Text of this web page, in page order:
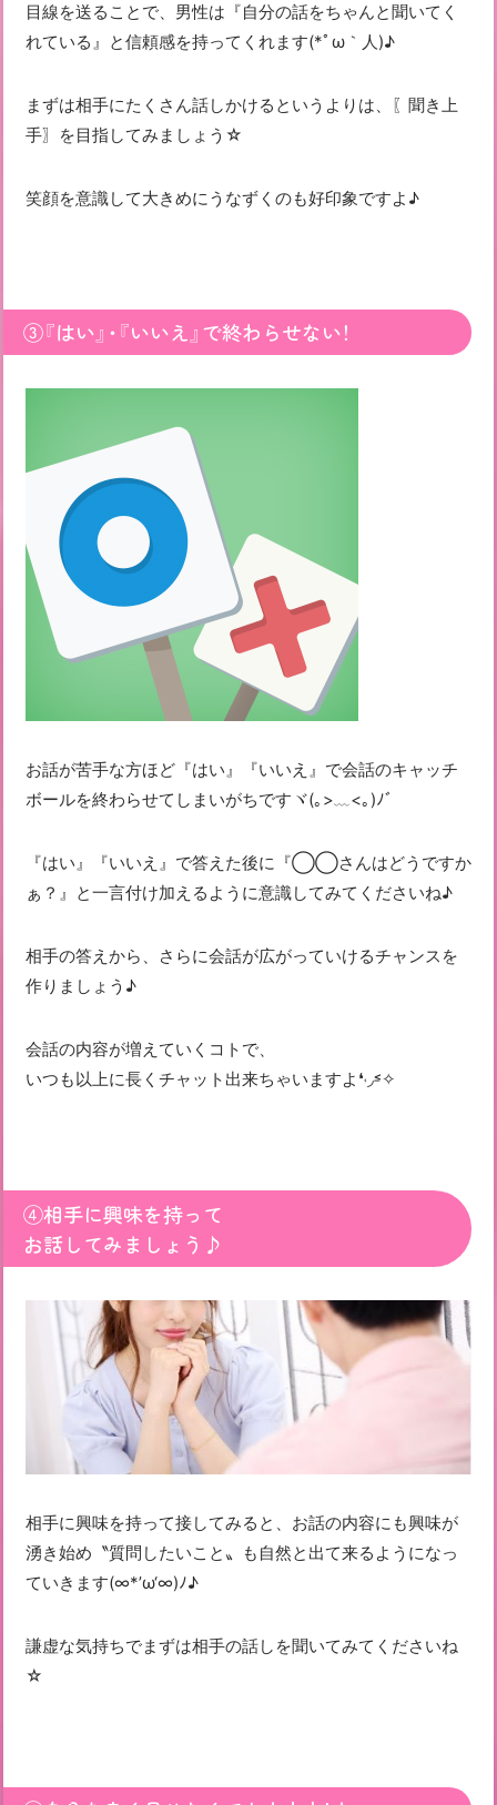
目線を送ることで、男性は『自分の話をちゃんと聞いてく
れている』と信頼感を持ってくれます(*ﾟω｀人)♪
まずは相手にたくさん話しかけるというよりは、〖聞き上
手〗を目指してみましょう☆
笑顔を意識して大きめにうなずくのも好印象ですよ♪
③『はい』・『いいえ』で終わらせない！
お話が苦手な方ほど『はい』『いいえ』で会話のキャッチ
ボールを終わらせてしまいがちですヾ(｡>﹏<｡)ﾉﾞ
『はい』『いいえ』で答えた後に『◯◯さんはどうですか
ぁ？』と一言付け加えるように意識してみてくださいね♪
相手の答えから、さらに会話が広がっていけるチャンスを
作りましょう♪
会話の内容が増えていくコトで、
いつも以上に長くチャット出来ちゃいますよ❛˓◞˂̵✧
④相手に興味を持って
お話してみましょう♪
相手に興味を持って接してみると、お話の内容にも興味が
湧き始め〝質問したいこと〟も自然と出て来るようになっ
ていきます(∞*’ω‘∞)ﾉ♪
謙虚な気持ちでまずは相手の話しを聞いてみてくださいね
☆